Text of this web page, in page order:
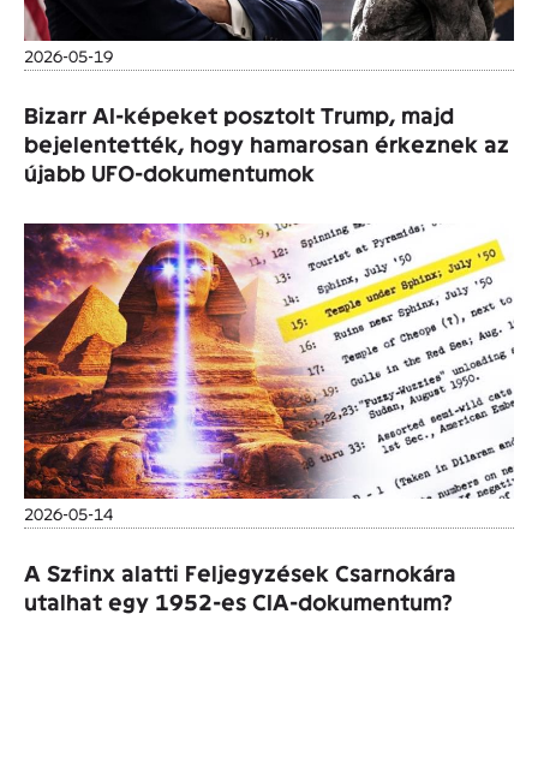
2026-05-19
Bizarr AI-képeket posztolt Trump, majd
bejelentették, hogy hamarosan érkeznek az
újabb UFO-dokumentumok
2026-05-14
A Szfinx alatti Feljegyzések Csarnokára
utalhat egy 1952-es CIA-dokumentum?